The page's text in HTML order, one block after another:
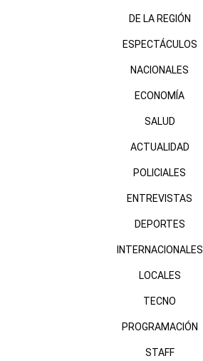
DE LA REGIÓN
ESPECTÁCULOS
NACIONALES
ECONOMÍA
SALUD
ACTUALIDAD
POLICIALES
ENTREVISTAS
DEPORTES
INTERNACIONALES
LOCALES
TECNO
PROGRAMACIÓN
STAFF